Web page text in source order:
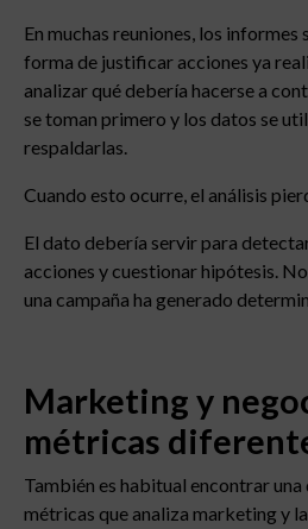
En muchas reuniones, los informes
forma de justificar acciones ya
analizar qué debería hacerse a
se toman primero y los datos se
respaldarlas.
Cuando esto ocurre, el análisis
El dato debería servir para
acciones y cuestionar hipótesis.
una campaña ha generado
Marketing y
métricas
También es habitual encontrar
métricas que analiza marketing y